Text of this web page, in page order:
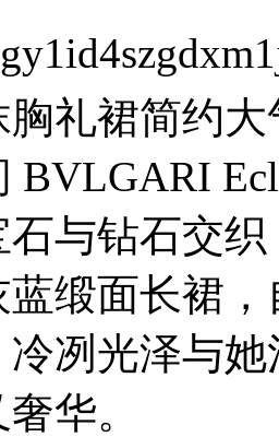
礼裙简约
BVLGARI
与钻石交
蓝缎面长裙
冷冽光泽与
华。